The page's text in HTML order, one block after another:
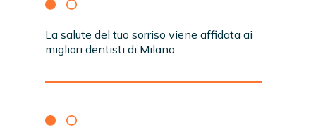
La salute del tuo sorriso viene affidata ai
migliori dentisti di Milano.